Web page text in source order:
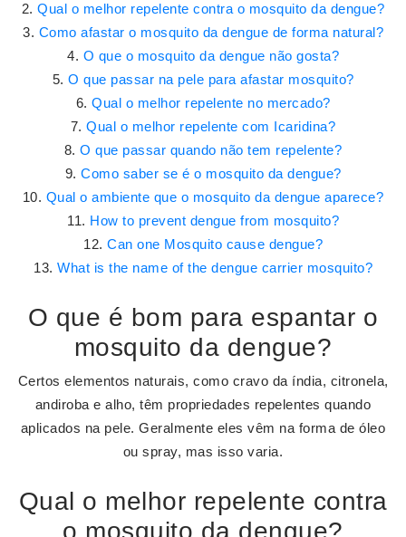
Qual o melhor repelente contra o mosquito da dengue?
Como afastar o mosquito da dengue de forma natural?
O que o mosquito da dengue não gosta?
O que passar na pele para afastar mosquito?
Qual o melhor repelente no mercado?
Qual o melhor repelente com Icaridina?
O que passar quando não tem repelente?
Como saber se é o mosquito da dengue?
Qual o ambiente que o mosquito da dengue aparece?
How to prevent dengue from mosquito?
Can one Mosquito cause dengue?
What is the name of the dengue carrier mosquito?
O que é bom para espantar o
mosquito da dengue?
Certos elementos naturais, como cravo da índia, citronela,
andiroba e alho, têm propriedades repelentes quando
aplicados na pele. Geralmente eles vêm na forma de óleo
ou spray, mas isso varia.
Qual o melhor repelente contra
o mosquito da dengue?